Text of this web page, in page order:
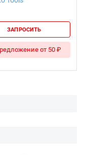
ЗАПРОСИТЬ
от 50 ₽